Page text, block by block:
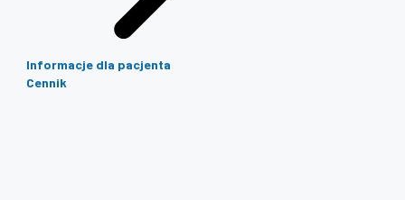
Informacje dla pacjenta
Cennik